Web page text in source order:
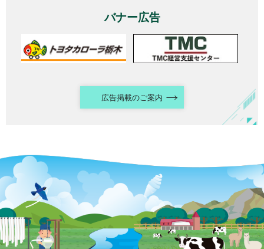
バナー広告
広告掲載のご案内